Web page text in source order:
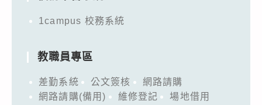
1campus 校務系統
教職員專區
差勤系統 公文簽核
網路請購
網路請購(備用)
維修登記
場地借用